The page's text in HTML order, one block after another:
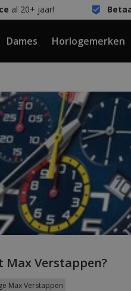
al 20+ jaar!
Dames Horlogemerken
Verstappen?
Max Verstappen